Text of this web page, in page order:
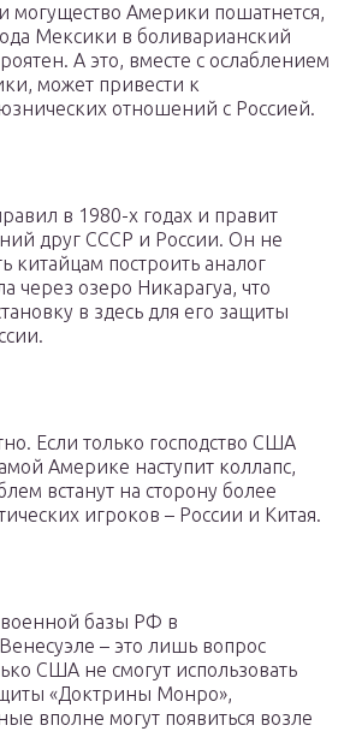
могущество Америки пошатнется,
Мексики в боливарианский
А это, вместе с ослаблением
может привести к
отношений с Россией.
в 1980-х годах и правит
друг СССР и России. Он не
китайцам построить аналог
через озеро Никарагуа, что
в здесь для его защиты
Если только господство США
Америке наступит коллапс,
встанут на сторону более
игроков – России и Китая.
базы РФ в
– это лишь вопрос
США не смогут использовать
«Доктрины Монро»,
вполне могут появиться возле